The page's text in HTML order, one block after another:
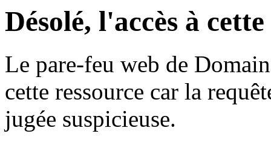
Désolé, l'accès à
Le pare-feu web de
cette ressource car la
jugée suspicieuse.